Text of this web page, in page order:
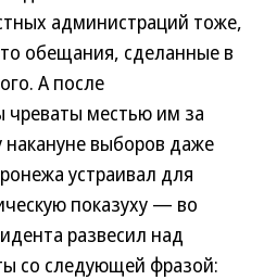
администраций тоже,
обещания, сделанные в
А после
чреваты местью им за
накануне выборов даже
устраивал для
показуху — во
развесил над
со следующей фразой: